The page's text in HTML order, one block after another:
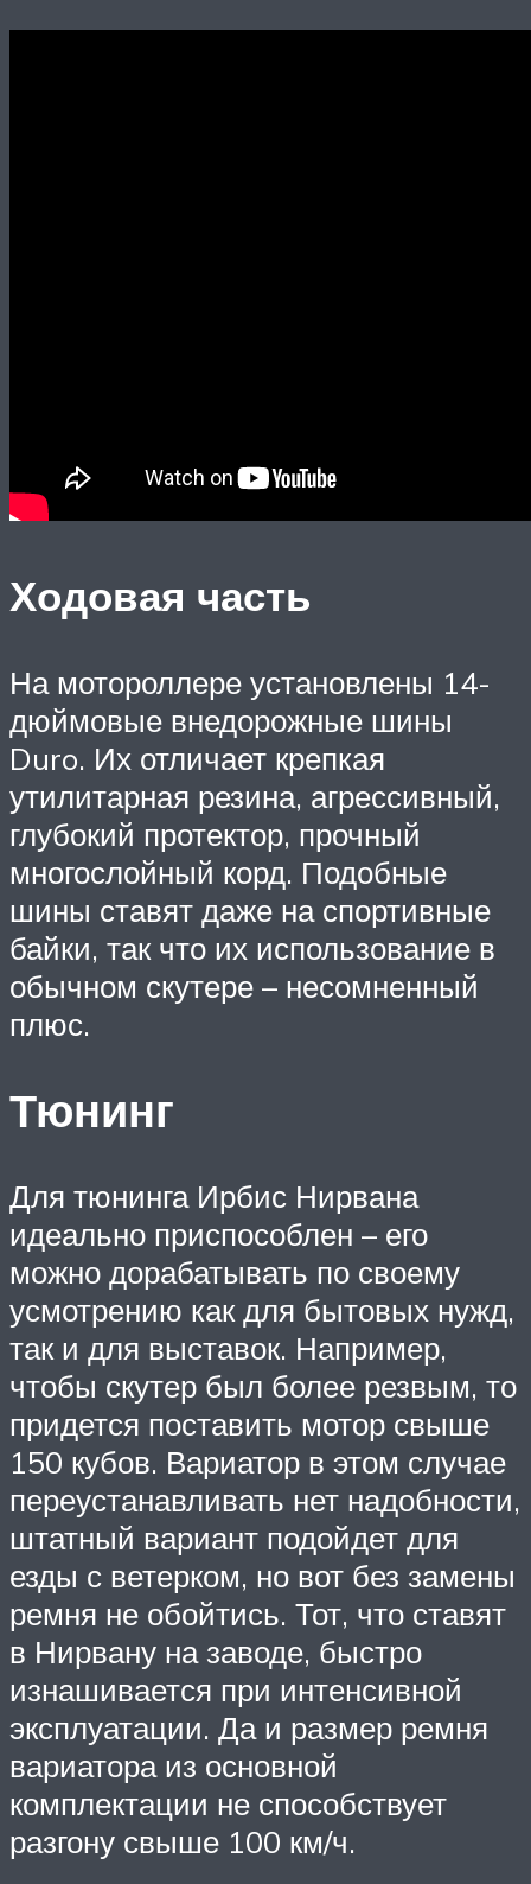
Ходовая часть
На мотороллере установлены 14-
дюймовые внедорожные шины
Duro. Их отличает крепкая
утилитарная резина, агрессивный,
глубокий протектор, прочный
многослойный корд. Подобные
шины ставят даже на спортивные
байки, так что их использование в
обычном скутере – несомненный
плюс.
Тюнинг
Для тюнинга Ирбис Нирвана
идеально приспособлен – его
можно дорабатывать по своему
усмотрению как для бытовых нужд,
так и для выставок. Например,
чтобы скутер был более резвым, то
придется поставить мотор свыше
150 кубов. Вариатор в этом случае
переустанавливать нет надобности,
штатный вариант подойдет для
езды с ветерком, но вот без замены
ремня не обойтись. Тот, что ставят
в Нирвану на заводе, быстро
изнашивается при интенсивной
эксплуатации. Да и размер ремня
вариатора из основной
комплектации не способствует
разгону свыше 100 км/ч.